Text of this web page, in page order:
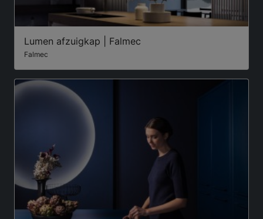
Lumen afzuigkap | Falmec
Falmec